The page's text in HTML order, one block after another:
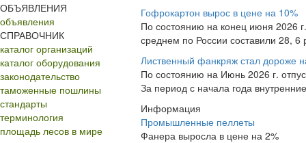
ОБЪЯВЛЕНИЯ
объявления
СПРАВОЧНИК
каталог организаций
каталог оборудования
законодательство
таможенные пошлины
стандарты
терминология
площадь лесов в мире
Гофрокартон вырос в цене на 10%
По состоянию на конец июня 2026
среднем по России составили 28,
Лиственный фанкряж стал дороже
По состоянию на Июнь 2026 г.
За период с начала года
Информация
Промышленные пеллеты
Фанера выросла в цене на 2%